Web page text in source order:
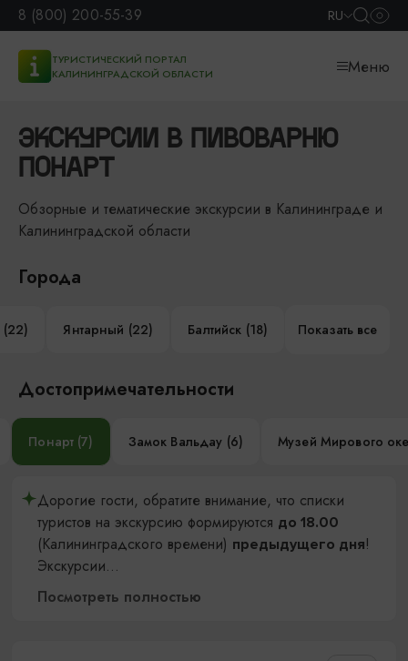
8 (800) 200-55-39 RU
ТУРИСТИЧЕСКИЙ ПОРТАЛ
КАЛИНИНГРАДСКОЙ ОБЛАСТИ
Меню
ЭКСКУРСИИ В ПИВОВАРНЮ
ПОНАРТ
Обзорные и тематические экскурсии в Калининграде и
Калининградской области
Города
(22) Янтарный (22) Балтийск (18) Показать все
Достопримечательности
Понарт (7) Замок Вальдау (6) Музей Мирового
Дорогие гости, обратите внимание, что списки
туристов на экскурсию формируются до 18.00
(Калининградского времени) предыдущего дня!
Экскурсии...
Посмотреть полностью